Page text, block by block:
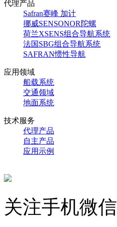
代理产品
Safran赛峰 加计
挪威SENSONOR陀螺
荷兰XSENS组合导航系统
法国SBG组合导航系统
SAFRAN惯性导航
应用领域
船载系统
交通领域
地面系统
技术服务
代理产品
自主产品
应用示例
关注手机微信